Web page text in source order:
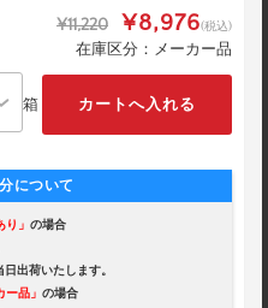
¥11,220 ¥8,976(税込)
在庫区分：メーカー品
箱
について
」 の場合
荷いたします。
ー品」 の場合